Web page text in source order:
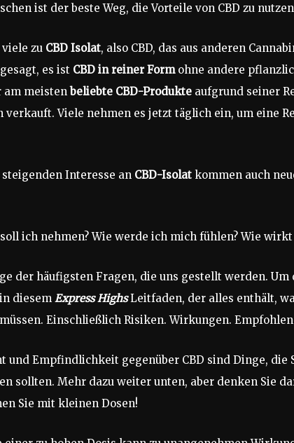
ist der beste Weg, die Vorteile von CBD zu
zu CBD Isolat, also CBD, das aus anderen
es ist CBD in reiner Form ohne andere
am meistenbeliebte CBD-Produkte aufgrund seiner
verkauft. Viele nehmen es jetzt täglich ein, um eine
Interesse an CBD-Isolat kommen auch
ich nehmen? Wie werde ich mich fühlen? Wie
der häufigsten Fragen, die uns gestellt werden.
diesem Express HighsLeitfaden, der alles enthält,
Einschließlich Risiken. Wirkungen.
und Empfindlichkeit gegenüber CBD sind Dinge, die
sollten. Mehr dazu weiter unten, aber denken Sie
Sie mit kleinen Dosen!